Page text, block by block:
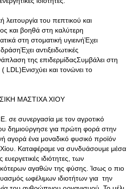
λειτουργία του πεπτικού και
και βοηθά στη καλύτερη
στη στοματική υγιεινήΈχει
αντιξειδωτικές
της επιδερμίδαςΣυμβάλει στη
LDL)Ενισχύει και τονώνει το
ΜΑΣΤΙΧΑ ΧΙΟΥ
σε συνεργασία με τον αγροτικό
δημιούργησε για πρώτη φορά στην
αγορά ένα μοναδικό φυσικό προϊόν
Χίου. Καταφέραμε να συνδυάσουμε μέσα
ιδιότητες, των
αγαθών της φύσης. Ίσως ο πιο
ωφέλιμων ιδιοτήτων για την